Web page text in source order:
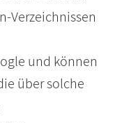
Verzeichnissen
und können
über solche